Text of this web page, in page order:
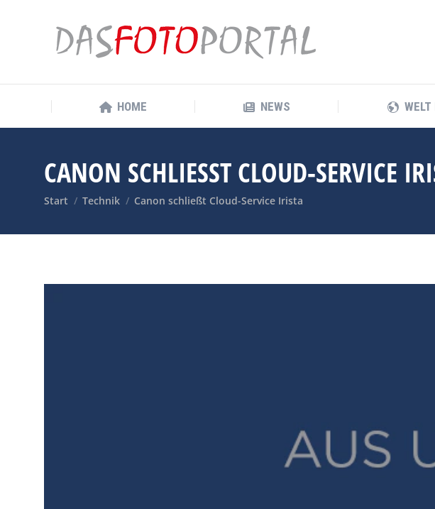
HOME NEWS WELT
CANON SCHLIESST CLOUD-SERVICE
Sie befinden sich hier:
Start Technik Canon schließt Cloud-Service Irista
HOME NEWS